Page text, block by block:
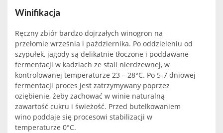
Winifikacja
Ręczny zbiór bardzo dojrzałych winogron na
przełomie września i października. Po oddzieleniu od
szypułek, jagody są delikatnie tłoczone i poddawane
fermentacji w kadziach ze stali nierdzewnej, w
kontrolowanej temperaturze 23 – 28°C. Po 5-7 dniowej
fermentacji proces jest zatrzymywany poprzez
oziębienie, żeby zachować w winie naturalną
zawartość cukru i świeżość. Przed butelkowaniem
wino poddaje się procesowi stabilizacji w
temperaturze 0°C.